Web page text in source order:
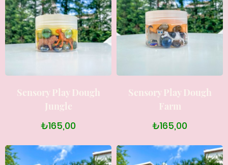
Sensory Play Dough
Jungle
₺165,00
Sensory Play Dough
Farm
₺165,00